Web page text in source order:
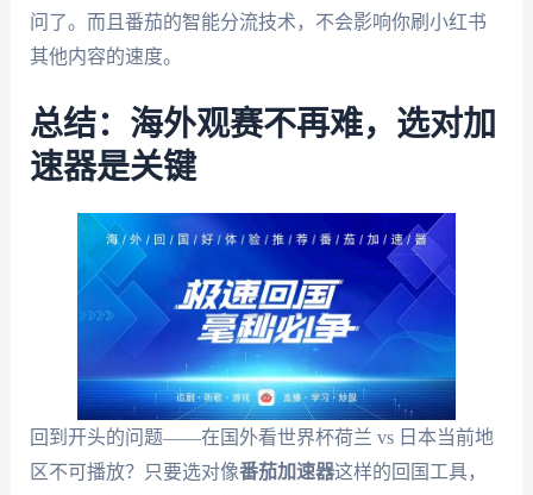
问了。而且番茄的智能分流技术，不会影响你刷小红书
其他内容的速度。
总结：海外观赛不再难，选对加
速器是关键
回到开头的问题——在国外看世界杯荷兰 vs 日本当前地
区不可播放？只要选对像番茄加速器这样的回国工具，